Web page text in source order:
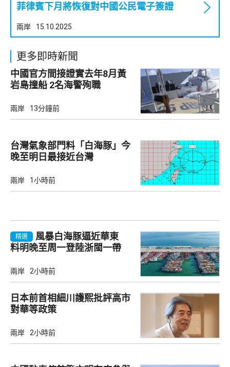
菲律賓下月將恢復對中國公民電子簽證
兩岸 15.10.2025
更多即時新聞
中國官方間接證實去年8月黃
岩島撞船 2名海警殉職
兩岸 13分鐘前
台灣氣象部門料「白海豚」今
晚至明日最接近台灣
兩岸 1小時前
精選
風暴白海豚逼近華東
料明晚至周一登陸浙閩一帶
兩岸 2小時前
日本前首相細川護熙批評高市
對華等政策
兩岸 2小時前